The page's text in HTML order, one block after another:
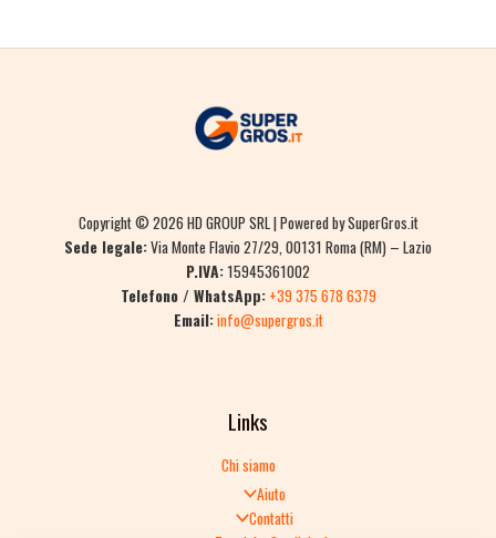
Copyright © 2026 HD GROUP SRL | Powered by SuperGros.it
Sede legale:Via Monte Flavio 27/29, 00131 Roma (RM) – Lazio
P.IVA:15945361002
Telefono / WhatsApp: +39 375 678 6379
Email:info@supergros.it
Links
Chi siamo
Aiuto
Contatti